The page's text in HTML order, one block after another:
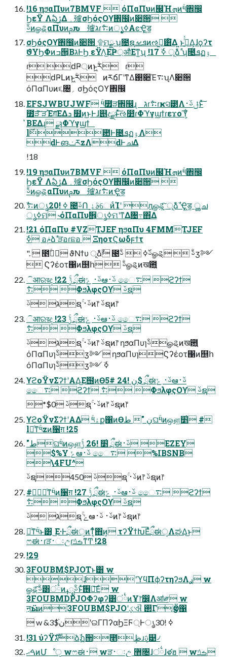
!16 ηϧαΠυͷ7BMVF  όΠαΠυͷ๬Ήܗͷۚ༥঎඼
ϦεΫ Λఏڙ͢Δ 㱺σϦόςΟϒ঎඼ͷ૊੒ 
ࢿۚͷௐୡαΠυͷࢧԉ 㱺גɾ࠴݊ͷൃߦ͓ΑͼҾ͖ड͚
σϦόςΟϒ঎඼ͷ૊੒ ۩ମྫ ʮ೔ຊܦࡁͷઌߦ͖͸໌Δ ͍ͱࢥ͍ͬͯΔ͕ɺϙʔτ
ɾ ԁҎ্ͷͱ͖ۚར ɾ
ԁҎԼͷͱ͖ۚར ͷརճΓʹͳΔ࢓૊Έ࠴ʯΛ૊੒
όΠαΠυͷ૬৔؍ σϦόςΟϒ঎඼
EFSJWBUJWF ۚ༥೿ੜ঎඼ɻ גɾ࠴݊ɾҝସ౳Λݪࢿ࢈ͱͯ͠
೿ੜͯ͠ ੜΈग़͞ΕΔܖ ໿ͷ͜ͱͰɺ୅දྫͱͯ͠ઌ෺ɾΦϓγϣϯɾεϫοϓ͕͋
͛ΒΕΔɻ ྫɿΦϓγϣϯ
l࣌఺Ͱ೔ܦฏۉΛ
ԁͰങ͏ݖརzΛԁͰചΔ
!18
!19 ηϧαΠυͷ7BMVF  όΠαΠυͷ๬Ήܗͷۚ༥঎඼
ϦεΫ Λఏڙ͢Δ 㱺σϦόςΟϒ঎඼ͷ૊੒ 
ࢿۚͷௐୡαΠυͷࢧԉ 㱺גɾ࠴݊ͷҾ͖ड͚
ൃߦମ ˞όΠαΠυࣗ਎͕ൃߦମʹͳΔ৔߹΋͋Δ
!21 όΠαΠυ #VZTJEF ηϧαΠυ 4FMMTJEF
ۜߦ อݥձࣾ ੜอɾଛอ  ΞηοτϚωδϝϯτ
".  ೥ۚجۚ ϑΝϯυ ূ݊ձࣾ ౤ࢿۜߦ  ࢿۚௐୡ  ࢿۚӡ༻
 Ϛʔέοτ΁ͷ஥հ  ࢿۚௐୡͷख఻͍
ିआରরද !22 ݱۚ ྲྀಈࢿ࢈ ݻఆࢿ࢈ ෛ࠴ ϩʔϯ
࠴݊ ΦϧλφςΟϒ ࢿຊ
ג ࢿຊۚ ࢿ࢈ͷ෦ ࢿຊͷ෦
ିआରরද !23 ݱۚ ྲྀಈࢿ࢈ ݻఆࢿ࢈ ෛ࠴ ϩʔϯ
࠴݊ ΦϧλφςΟϒ ࢿຊ
ג ࢿຊۚ ࢿ࢈ͷ෦ ࢿຊͷ෦ ηϧαΠυɿࢿۚௐୡͷख఻͍
όΠαΠυɿࢿۚӡ༻ ηϧαΠυɿϚʔέοτ΁ͷ஥հ
όΠαΠυɿࢿۚӡ༻ ۜߦ
ϒϩοΫνΣʔϯʹΑΔ͜Ε຦ͷӨڹ !24 #5$ ྲྀಈࢿ࢈ ݻఆࢿ࢈
ෛ࠴ ϩʔϯ ࠴݊ ΦϧλφςΟϒ ࢿຊ
*$0 ࢿຊۚ ࢿ࢈ͷ෦ ࢿຊͷ෦
ϒϩοΫνΣʔϯʹΑΔ ۚ༥ۀք΁ͷӨڹ " طଘۚ༥ͷஔ͖׵͑ #
l৽ͨͳۚ༥zͷ૑ग़ !25
"طଘۚ༥ͷஔ͖׵͑ !26 ݱۚ ྲྀಈࢿ࢈ EZEY
$%Y ݻఆࢿ࢈ ෛ࠴ %IBSNB
\4FU^
ࢿຊ 450 ࢿຊۚ ࢿ࢈ͷ෦ ࢿຊͷ෦
#৽ͨͳۚ༥ͷ૑ग़ !27 ݱۚ ྲྀಈࢿ࢈ ݻఆࢿ࢈ ෛ࠴ ϩʔϯ
࠴݊ ΦϧλφςΟϒ ࢿຊ
ג ࢿຊۚ ݻఆࢿ࢈ ࢿ࢈ͷ෦ ࢿຊͷ෦
৽ͨͳۚ༥ͱ͸ ͜Ε·Ͱྲྀಈੑͷͳ͔ͬͨ΋ͷ͕ τʔΫϯԽ͞ΕͯྲྀಈੑΛಘΔ͜ͱ
ෆಈ࢈ɾੜ࢈ઃඋɾࡏݿͳͲ !28
!29
3FOUBM$PJOTͱ͸ w
ɺʹϓϥΠϕʔτηʔϧΛ࣮ࢪ w
ௐୡͨ͠ࢿۚ͸ं྆ͷߪೖࢿۚͱͯ͠࢖༻͞Εͨ w
3FOUBMDPJOΦʔφʔ͸ं྆ͷҰ෦෼Λॴ༗ w
ऩӹͷ͕3FOUBM$PJOʹؼଐ ࢒Γ͕ӡӦ΁
 w &3$ن֨ʹଇΓΠʔαϦΞϜ্Ͱൃߦ !30
!31 ύʔΫגࣜձࣾฏ੒೥݄ظɹܾࢉ୹৴
ࠓޙͷՄೳੑ wෆಈ࢈ wੜ࢈ઃඋ ޻৔ɺं྆ɺళฮ  wࡏݿ